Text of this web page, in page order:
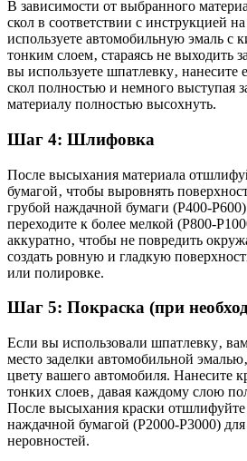
В зависимости от выбранного
скол в соответствии с инструкцией
используете автомобильную эмаль с
тонким слоем‚ стараясь не выходить
вы используете шпатлевку‚ нанесите
скол полностью и немного выступая
материалу полностью высохнуть.
Шаг 4: Шлифовка
После высыхания материала
бумагой‚ чтобы выровнять
грубой наждачной бумаги (P400-
переходите к более мелкой (P800-
аккуратно‚ чтобы не повредить
создать ровную и гладкую
или полировке.
Шаг 5: Покраска (при
Если вы использовали шпатлевку‚
место заделки автомобильной
цвету вашего автомобиля. Нанесите
тонких слоев‚ давая каждому слою
После высыхания краски отшлифуйте
наждачной бумагой (P2000-P3000)
неровностей.